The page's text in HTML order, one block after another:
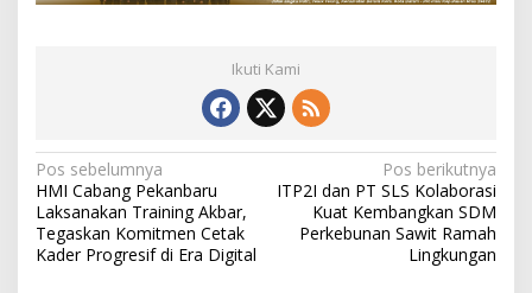
Ikuti Kami
N
a
v
i
Pos sebelumnya
HMI Cabang Pekanbaru
Laksanakan Training Akbar,
Tegaskan Komitmen Cetak
Kader Progresif di Era Digital
Pos berikutnya
ITP2I dan PT SLS Kolaborasi
Kuat Kembangkan SDM
Perkebunan Sawit Ramah
Lingkungan